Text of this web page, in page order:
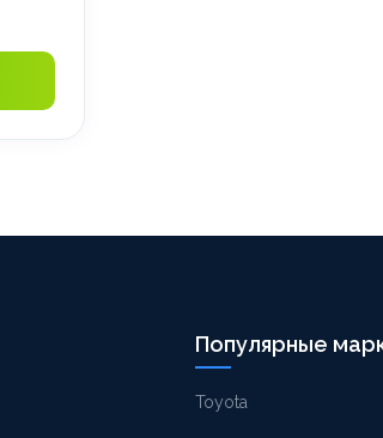
Популярные
Toyota